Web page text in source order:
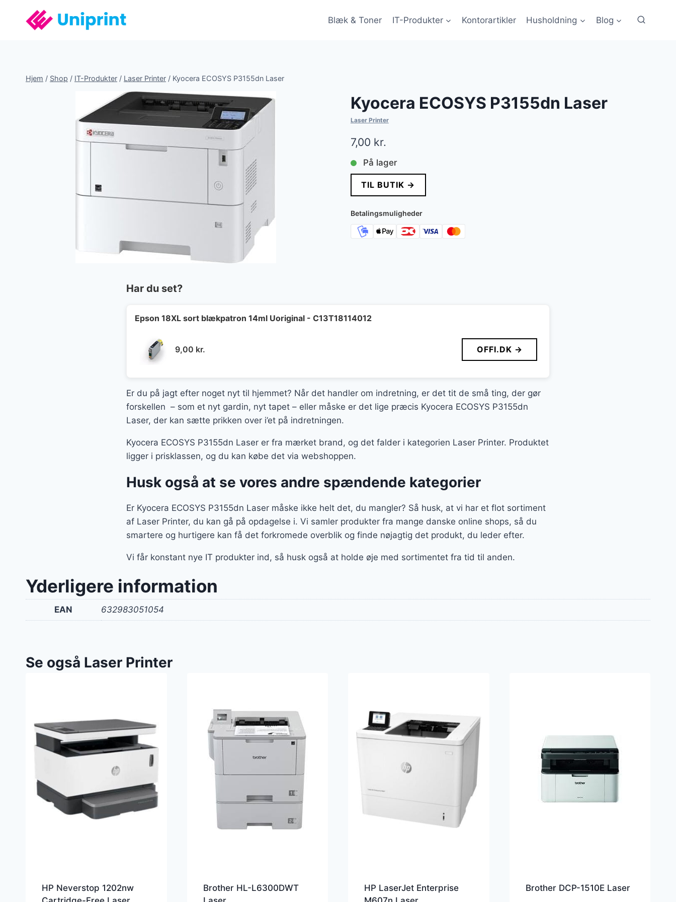
Blæk & Toner IT-Produkter Kontorartikler Husholdning Blog
Hjem / Shop / IT-Produkter / Laser Printer / Kyocera ECOSYS P3155dn Laser
Kyocera ECOSYS P3155dn Laser
Laser Printer
7,00 kr.
På lager
TIL BUTIK →
Betalingsmuligheder
Har du set?
Epson 18XL sort blækpatron 14ml Uoriginal - C13T18114012
9,00 kr. OFFI.DK →
Er du på jagt efter noget nyt til hjemmet? Når det handler om indretning, er det tit de små ting, der gør
forskellen – som et nyt gardin, nyt tapet – eller måske er det lige præcis Kyocera ECOSYS P3155dn
Laser, der kan sætte prikken over i’et på indretningen.
Kyocera ECOSYS P3155dn Laser er fra mærket brand, og det falder i kategorien Laser Printer. Produktet
ligger i prisklassen, og du kan købe det via webshoppen.
Husk også at se vores andre spændende kategorier
Er Kyocera ECOSYS P3155dn Laser måske ikke helt det, du mangler? Så husk, at vi har et flot sortiment
af Laser Printer, du kan gå på opdagelse i. Vi samler produkter fra mange danske online shops, så du
smartere og hurtigere kan få det forkromede overblik og finde nøjagtig det produkt, du leder efter.
Vi får konstant nye IT produkter ind, så husk også at holde øje med sortimentet fra tid til anden.
Yderligere information
EAN 632983051054
Se også Laser Printer
HP Neverstop 1202nw
Brother HL-L6300DWT
HP LaserJet Enterprise
Brother DCP-1510E Laser